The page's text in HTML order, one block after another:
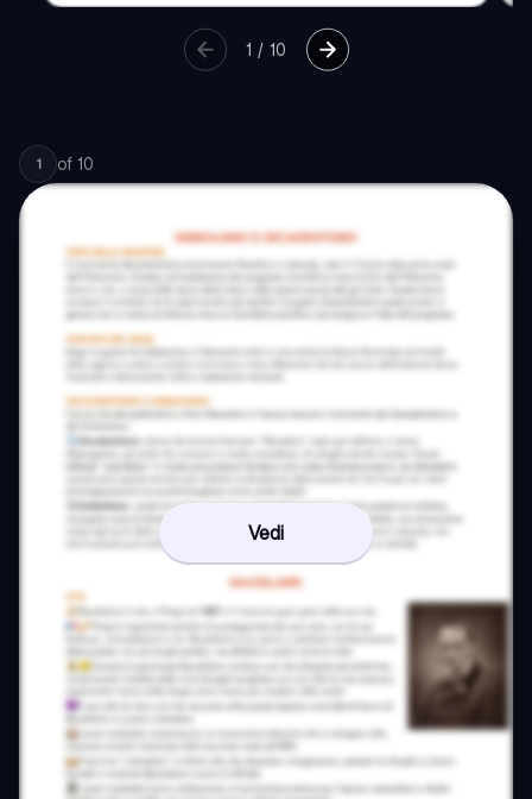
1 / 10
1 of 10
Vedi